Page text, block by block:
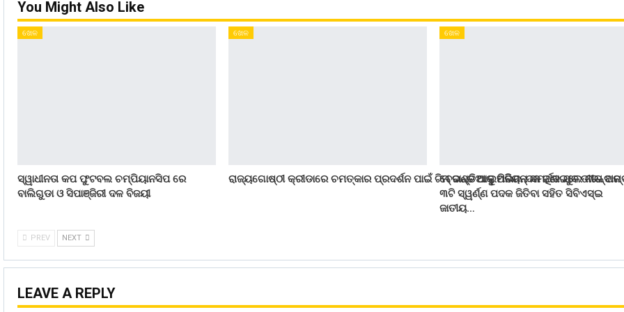
You Might Also Like
ଖେଳ
ସ୍ୱାଧୀନତା କପ ଫୁଟବଲ ଚମ୍ପିୟାନସିପ ରେ
ବାଲିଗୁଡା ଓ ସିପାଞ୍ଜିରୀ ଦଳ ବିଜୟୀ
ଖେଳ
ରାଜ୍ୟଗୋଷ୍ଠୀ କ୍ରୀଡାରେ ଚମତ୍କାର ପ୍ରଦର୍ଶନ ପାଇଁ ଟିମ୍ ଇଣ୍ଡିଆକୁ ଅଭିନନ୍ଦନ ଜଣାଇଲେ ନୀତା
ଖେଳ
ବେଦାନ୍ତ ଆଲୁମିନିୟମ ସମର୍ଥିତ ଯୁବ ତୀରନ୍ଦାଜ
୩ଟି ସ୍ୱର୍ଣ୍ଣ ପଦକ ଜିତିବା ସହିତ ସିବିଏସ୍ଇ
ଜାତୀୟ…
PREV NEXT
LEAVE A REPLY